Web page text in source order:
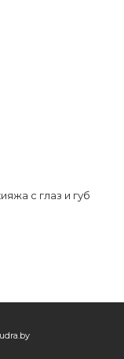
с глаз и губ